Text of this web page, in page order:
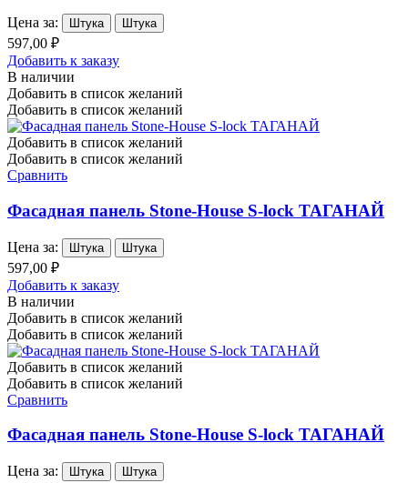
Цена за: Штука Штука
597,00 ₽
Добавить к заказу
В наличии
Добавить в список желаний
Добавить в список желаний
Добавить в список желаний
Добавить в список желаний
Сравнить
Фасадная панель Stone-House S-lock ТАГАНАЙ
Цена за: Штука Штука
597,00 ₽
Добавить к заказу
В наличии
Добавить в список желаний
Добавить в список желаний
Добавить в список желаний
Добавить в список желаний
Сравнить
Фасадная панель Stone-House S-lock ТАГАНАЙ
Цена за: Штука Штука